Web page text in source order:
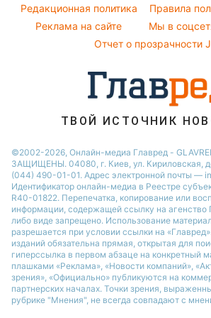
Новости Сум
Новости Житомира
Новости Одессы
Новости Ровно
Народные приметы
Все о шоу-бизнесе
Редакционная политика
Правила
Реклама на сайте
Мы в
Отчет о прозрачности
ТВОЙ ИСТОЧНИК
©2002-2026, Онлайн-медиа Главред -
ЗАЩИЩЕНЫ. 04080, г. Киев, ул. Кириловская,
(044) 490-01-01. Адрес электронной почты —
Идентификатор онлайн-медиа в Реестре
R40-01822. Перепечатка, копирование или
информации, содержащей ссылку на
либо виде запрещено. Использование
разрешается при условии ссылки на
изданий обязательна прямая, открытая для
гиперссылка в первом абзаце на конкретный
плашками «Реклама», «Новости компаний»,
зрения», «Официально» публикуются на
партнерских началах. Точки зрения,
рубрике "Мнения", не всегда совпадают с